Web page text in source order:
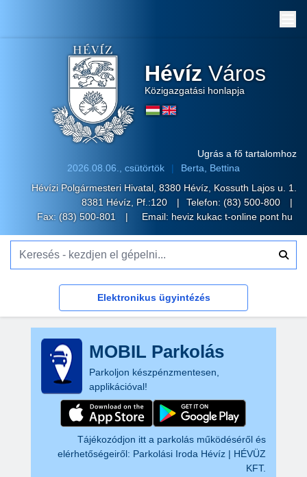
Hévíz Város
Közigazgatási honlapja
Ugrás a fő tartalomhoz
2026.08.06., csütörtök
Berta, Bettina
Hévízi Polgármesteri Hivatal, 8380 Hévíz, Kossuth Lajos u. 1.
8381 Hévíz, Pf.:120
Telefon: (83) 500-800
Fax: (83) 500-801
Email: heviz kukac t-online pont hu
Elektronikus ügyintézés
MOBIL Parkolás
Parkoljon készpénzmentesen,
applikációval!
Tájékozódjon itt a parkolás működéséről és
elérhetőségeiről: Parkolási Iroda Hévíz | HÉVÜZ
KFT.